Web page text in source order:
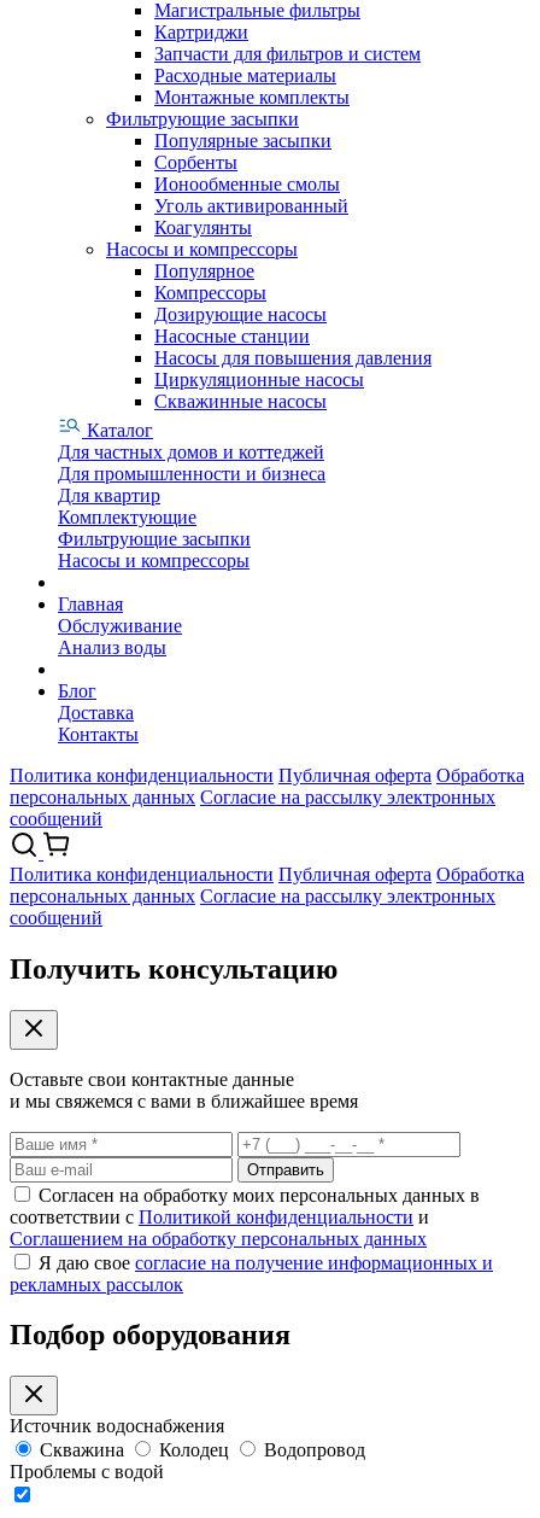
Магистральные фильтры
Картриджи
Запчасти для фильтров и систем
Расходные материалы
Монтажные комплекты
Фильтрующие засыпки
Популярные засыпки
Сорбенты
Ионообменные смолы
Уголь активированный
Коагулянты
Насосы и компрессоры
Популярное
Компрессоры
Дозирующие насосы
Насосные станции
Насосы для повышения давления
Циркуляционные насосы
Скважинные насосы
Каталог
Для частных домов и коттеджей
Для промышленности и бизнеса
Для квартир
Комплектующие
Фильтрующие засыпки
Насосы и компрессоры
Главная
Обслуживание
Анализ воды
Блог
Доставка
Контакты
Политика конфиденциальности Публичная оферта Обработка
персональных данных Согласие на рассылку электронных
сообщений
Политика конфиденциальности Публичная оферта Обработка
персональных данных Согласие на рассылку электронных
сообщений
Получить консультацию
Оставьте свои контактные данные
и мы свяжемся с вами в ближайшее время
Отправить
Согласен на обработку моих персональных данных в
соответствии с Политикой конфиденциальности и
Соглашением на обработку персональных данных
Я даю свое согласие на получение информационных и
рекламных рассылок
Подбор оборудования
Источник водоснабжения
Скважина
Колодец
Водопровод
Проблемы с водой